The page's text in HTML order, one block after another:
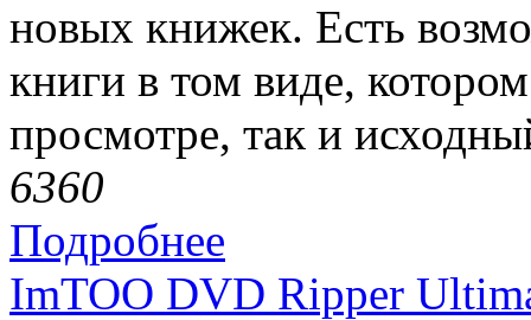
новых книжек. Есть
книги в том виде,
просмотре, так и
6360
Подробнее
ImTOO DVD Ripper